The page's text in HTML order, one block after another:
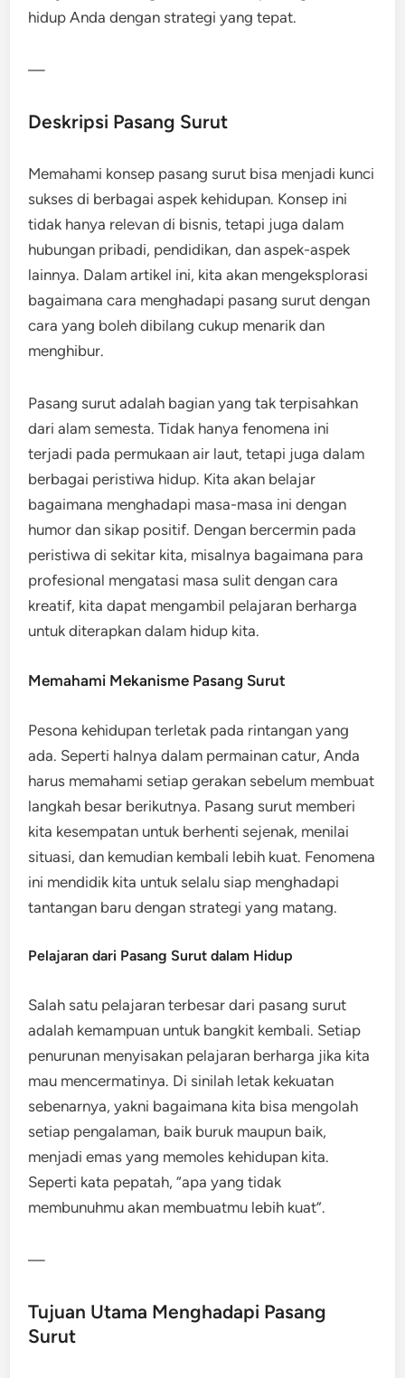
hidup Anda dengan strategi yang tepat.
—
Deskripsi Pasang Surut
Memahami konsep pasang surut bisa menjadi kunci
sukses di berbagai aspek kehidupan. Konsep ini
tidak hanya relevan di bisnis, tetapi juga dalam
hubungan pribadi, pendidikan, dan aspek-aspek
lainnya. Dalam artikel ini, kita akan mengeksplorasi
bagaimana cara menghadapi pasang surut dengan
cara yang boleh dibilang cukup menarik dan
menghibur.
Pasang surut adalah bagian yang tak terpisahkan
dari alam semesta. Tidak hanya fenomena ini
terjadi pada permukaan air laut, tetapi juga dalam
berbagai peristiwa hidup. Kita akan belajar
bagaimana menghadapi masa-masa ini dengan
humor dan sikap positif. Dengan bercermin pada
peristiwa di sekitar kita, misalnya bagaimana para
profesional mengatasi masa sulit dengan cara
kreatif, kita dapat mengambil pelajaran berharga
untuk diterapkan dalam hidup kita.
Memahami Mekanisme Pasang Surut
Pesona kehidupan terletak pada rintangan yang
ada. Seperti halnya dalam permainan catur, Anda
harus memahami setiap gerakan sebelum membuat
langkah besar berikutnya. Pasang surut memberi
kita kesempatan untuk berhenti sejenak, menilai
situasi, dan kemudian kembali lebih kuat. Fenomena
ini mendidik kita untuk selalu siap menghadapi
tantangan baru dengan strategi yang matang.
Pelajaran dari Pasang Surut dalam Hidup
Salah satu pelajaran terbesar dari pasang surut
adalah kemampuan untuk bangkit kembali. Setiap
penurunan menyisakan pelajaran berharga jika kita
mau mencermatinya. Di sinilah letak kekuatan
sebenarnya, yakni bagaimana kita bisa mengolah
setiap pengalaman, baik buruk maupun baik,
menjadi emas yang memoles kehidupan kita.
Seperti kata pepatah, “apa yang tidak
membunuhmu akan membuatmu lebih kuat”.
—
Tujuan Utama Menghadapi Pasang
Surut